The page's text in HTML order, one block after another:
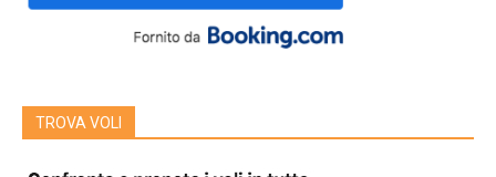
TROVA VOLI